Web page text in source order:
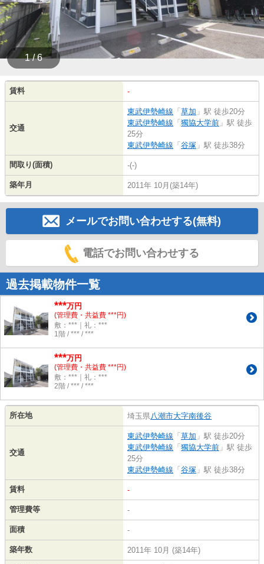
1 / 6
賃料 -
交通
東武伊勢崎線 「草加 」駅 徒歩20分
東武伊勢崎線 「獨協大学前 」駅 徒歩
25分
東武伊勢崎線 「谷塚 」駅 徒歩38分
間取り(面積) -(-)
築年月 2011年 10月(築14年)
メールでお問い合わせする(無料)
電話でお問い合わせする
過去掲載物件一覧
***万円
(管理費・共益費 ***円)
敷：***｜礼：***
1階 / *** / ***
***万円
(管理費・共益費 ***円)
敷：***｜礼：***
2階 / *** / ***
所在地 埼玉県 八潮市大字南後谷
交通
東武伊勢崎線 「草加 」駅 徒歩20分
東武伊勢崎線 「獨協大学前 」駅 徒歩
25分
東武伊勢崎線 「谷塚 」駅 徒歩38分
賃料 -
管理費等 -
面積 -
築年数 2011年 10月 (築14年)